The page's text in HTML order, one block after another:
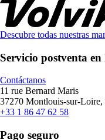
Descubre todas nuestras
Servicio postventa
Contáctanos
11 rue Bernard Maris
37270 Montlouis-sur-Loire,
+33 1 86 47 62 58
Pago seguro